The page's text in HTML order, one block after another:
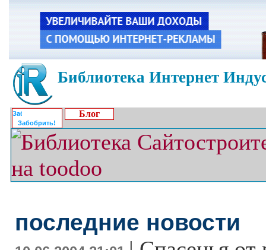
Библиотека Интернет
Забобрить!
Блог
последние новости